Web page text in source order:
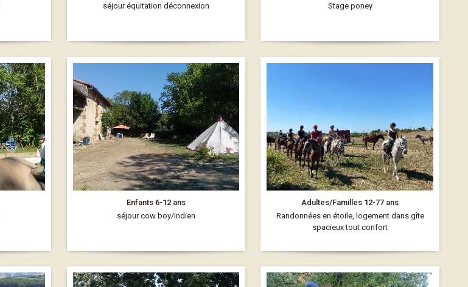
séjour équitation déconnexion
Stage poney
Enfants 6-12 ans
séjour cow boy/indien
Adultes/Familles 12-77 ans
Randonnées en étoile, logement dans gîte
spacieux tout confort